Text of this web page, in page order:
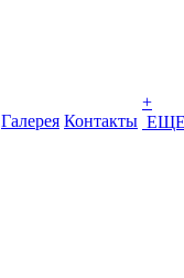
Галерея Контакты
+